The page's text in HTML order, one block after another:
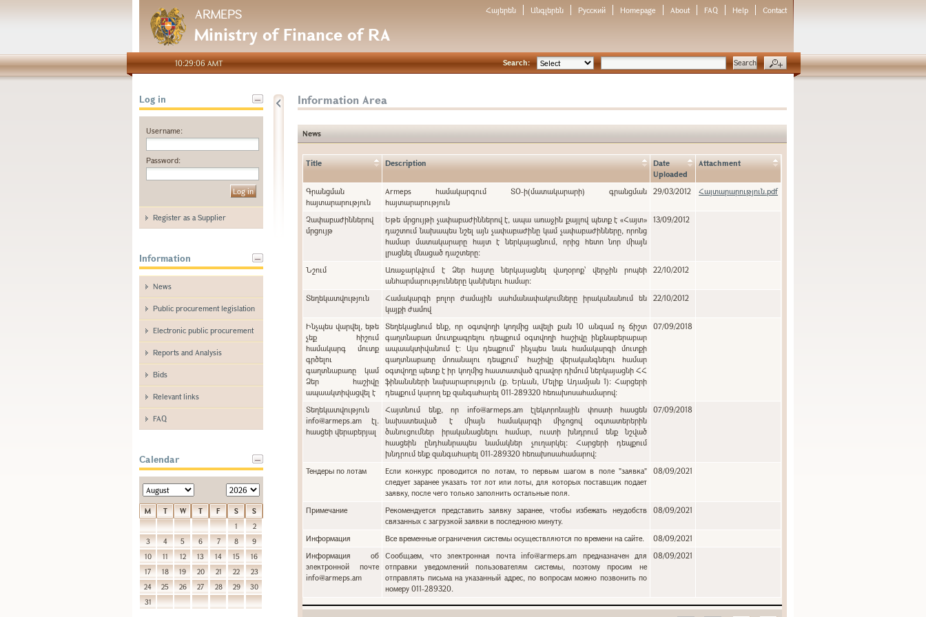
ARMEPS
Ministry of Finance of RA
Հայերեն Անգլերեն Русский Homepage About FAQ Help Contact
10:29:06 AMT Search:
Log in
Username:
Password:
Register as a Supplier
Information
News
Public procurement legislation
Electronic public procurement
Reports and Analysis
Bids
Relevant links
FAQ
Calendar
M T W T F S
S
1
2
3
4 5 6 7 8
9
10
11 12 13 14 15
16
17
18 19 20 21 22
23
24
25 26 27 28 29
30
31
Information Area
News
Title Description
Date
Uploaded
Attachment
Գրանցման
հայտարարություն
Armeps համակարգում ՏՕ-ի(մատակարարի) գրանցման
հայտարարություն
29/03/2012 Հայտարարություն.pdf
Չափաբաժիններով
մրցույթ
Եթե մրցույթի չափաբաժիններով է, ապա առաջին քայլով պետք է «Հայտ»
դաշտում նախապես նշել այն չափաբաժինը կամ չափաբաժինները, որոնց
համար մատակարարը հայտ է ներկայացնում, որից հետո նոր միայն
լրացնել մնացած դաշտերը:
13/09/2012
Նշում
Առաջարկվում է Ձեր հայտը ներկայացնել վաղօրոք` վերջին րոպեի
անհարմարությունները կանխելու համար:
22/10/2012
Տեղեկատվություն
Համակարգի բոլոր ժամային սահմանափակումները իրականանում են
կայքի ժամով
22/10/2012
Ինչպես վարվել, եթե
չեք հիշում
համակարգ մուտք
գրծելու
գաղտնաբառը կամ
Ձեր հաշիվը
ապաակտիվացվել է
Տեղեկացնում ենք, որ օգտվողի կողմից ավելի քան 10 անգամ ոչ ճիշտ
գաղտնաբառ մուտքագրելու դեպքում օգտվողի հաշիվը ինքնաբերաբար
ապաակտիվանում է: Այս դեպքում` ինչպես նաև համակարգի մուտքի
գաղտնաբառը մոռանալու դեպքում՝ հաշիվը վերականգնելու համար
օգտվողը պետք է իր կողմից հաստատված գրավոր դիմում ներկայացնի ՀՀ
ֆինանսների նախարարություն (ք. Երևան, Մելիք Ադամյան 1): Հարցերի
դեպքում կարող եք զանգահարել 011-289320 հեռախոսահամարով:
07/09/2018
Տեղեկատվություն
info@armeps.am էլ.
հասցեի վերաբերյալ
Հայտնում ենք, որ info@armeps.am էլեկտրոնային փոստի հասցեն
նախատեսված է միայն համակարգի միջոցով օգտատերերին
ծանուցումներ իրականացնելու համար, ուստի խնդրում ենք նշված
հասցեին ընդհանրապես նամակներ չուղարկել: Հարցերի դեպքում
խնդրում ենք զանգահարել 011-289320 հեռախոսահամարով:
07/09/2018
Тендеры по лотам
Если конкурс проводится по лотам, то первым шагом в поле "заявка"
следует заранее указать тот лот или лоты, для которых поставщик подает
заявку, после чего только заполнить остальные поля.
08/09/2021
Примечание
Рекомендуется представить заявку заранее, чтобы избежать неудобств
связанных с загрузкой заявки в последнюю минуту.
08/09/2021
Информация Все временные ограничения системы осуществляются по времени на сайте.
08/09/2021
Информация об
электронной почте
info@armeps.am
Сообщаем, что электронная почта info@armeps.am предназначен для
отправки уведомлений пользователям системы, поэтому просим не
отправлять письма на указанный адрес, по вопросам можно позвонить по
номеру 011-289320.
08/09/2021